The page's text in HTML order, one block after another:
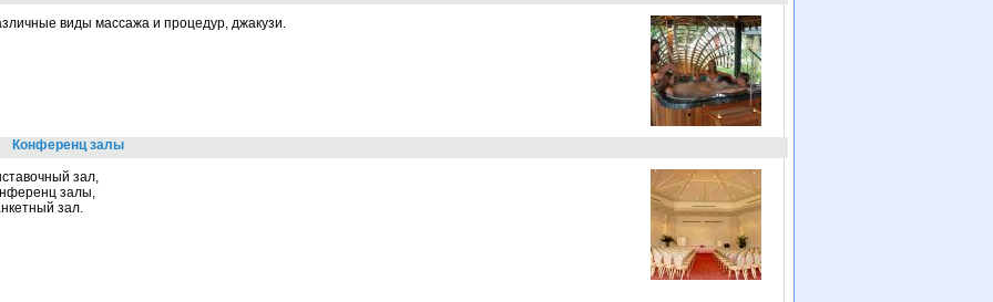
виды массажа и процедур, джакузи.
Конференц залы
зал,
залы,
зал.